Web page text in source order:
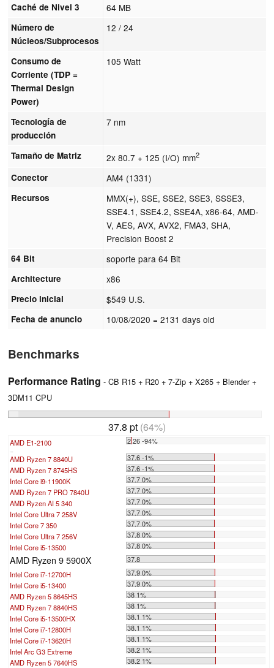
Caché de Nivel 3 64 MB
Número de
Núcleos/Subprocesos
12 / 24
Consumo de
Corriente (TDP =
Thermal Design
Power)
105 Watt
Tecnología de
producción
7 nm
Tamaño de Matriz 2x 80.7 + 125 (I/O) mm2
Conector AM4 (1331)
Recursos
MMX(+), SSE, SSE2, SSE3, SSSE3,
SSE4.1, SSE4.2, SSE4A, x86-64, AMD-
V, AES, AVX, AVX2, FMA3, SHA,
Precision Boost 2
64 Bit soporte para 64 Bit
Architecture x86
Precio inicial $549 U.S.
Fecha de anuncio 10/08/2020 = 2131 days old
Benchmarks
Performance Rating - CB R15 + R20 + 7-Zip + X265 + Blender +
3DM11 CPU
37.8 pt (64%)
AMD E1-2100 2.26 -94%
AMD Ryzen 7 8840U
37.6 -1%
AMD Ryzen 7 8745HS
37.6 -1%
Intel Core i9-11900K
37.7 0%
AMD Ryzen 7 PRO 7840U
37.7 0%
AMD Ryzen AI 5 340
37.7 0%
Intel Core Ultra 7 258V
37.7 0%
Intel Core 7 350
37.7 0%
Intel Core Ultra 7 256V
37.8 0%
Intel Core i5-13500
37.8 0%
AMD Ryzen 9 5900X
37.8
Intel Core i7-12700H
37.9 0%
Intel Core i5-13400
37.9 0%
AMD Ryzen 5 8645HS
38 1%
AMD Ryzen 7 8840HS
38 1%
Intel Core i5-13500HX
38.1 1%
Intel Core i7-12800H
38.1 1%
Intel Core i7-13620H
38.1 1%
Intel Arc G3 Extreme
38.2 1%
AMD Ryzen 5 7640HS
38.2 1%